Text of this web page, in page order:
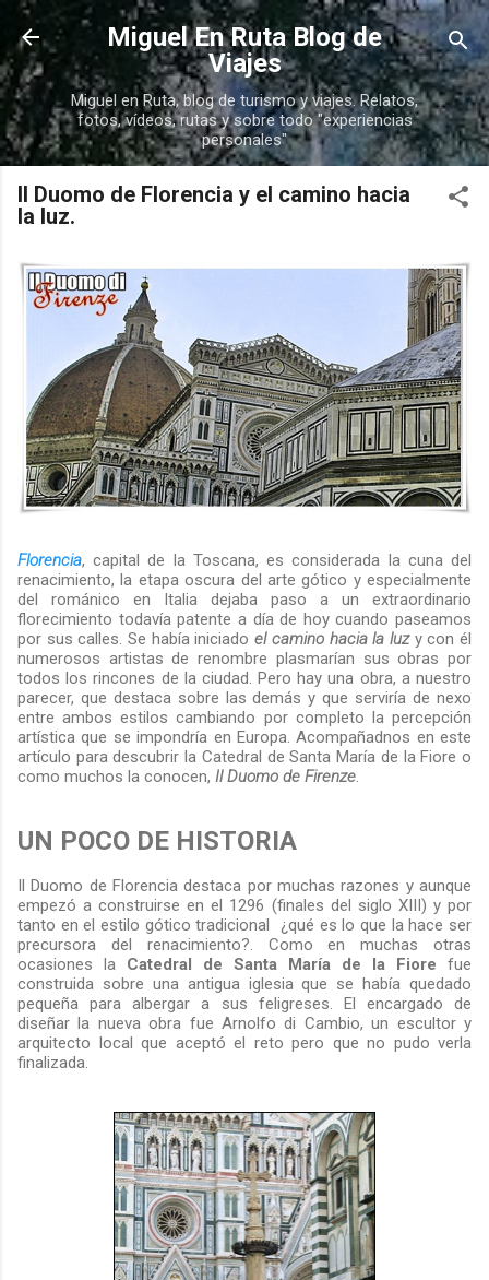
Ir al contenido principal
Miguel En Ruta Blog de
Viajes
Miguel en Ruta, blog de turismo y viajes. Relatos,
fotos, vídeos, rutas y sobre todo "experiencias
personales"
Il Duomo de Florencia y el camino hacia
la luz.
Florencia, capital de la Toscana, es considerada la cuna del
renacimiento, la etapa oscura del arte gótico y especialmente
del románico en Italia dejaba paso a un extraordinario
florecimiento todavía patente a día de hoy cuando paseamos
por sus calles. Se había iniciadoel camino hacia la luzy con él
numerosos artistas de renombre plasmarían sus obras por
todos los rincones de la ciudad. Pero hay una obra, a nuestro
parecer, que destaca sobre las demás y que serviría de nexo
entre ambos estilos cambiando por completo la percepción
artística que se impondría en Europa. Acompañadnos en este
artículo para descubrir la Catedral de Santa María de la Fiore o
como muchos la conocen, Il Duomo de Firenze.
UN POCO DE HISTORIA
Il Duomo de Florencia destaca por muchas razones y aunque
empezó a construirse en el 1296 (finales del siglo XIII) y por
tanto en el estilo gótico tradicional ¿qué es lo que la hace ser
precursora del renacimiento?. Como en muchas otras
ocasiones la Catedral de Santa María de la Fiore fue
construida sobre una antigua iglesia que se había quedado
pequeña para albergar a sus feligreses. El encargado de
diseñar la nueva obra fue Arnolfo di Cambio, un escultor y
arquitecto local que aceptó el reto pero que no pudo verla
finalizada.